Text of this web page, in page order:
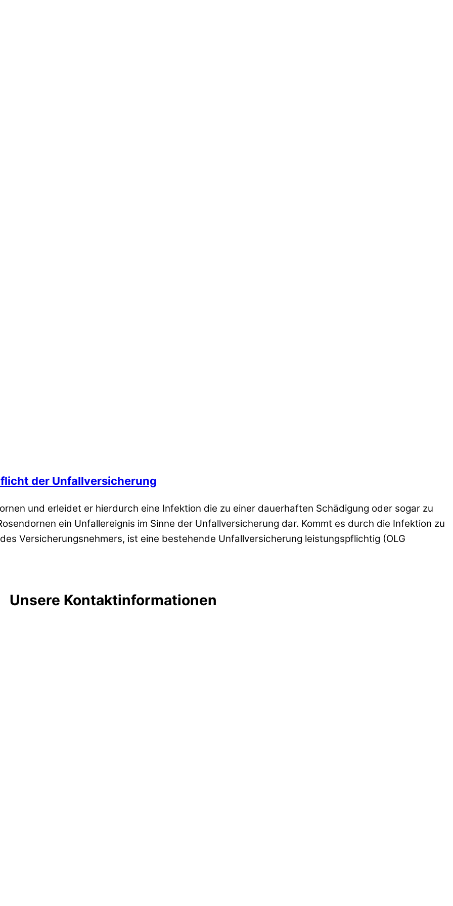
der Unfallversicherung
und erleidet er hierdurch eine Infektion die zu einer dauerhaften Schädigung oder sogar zu
ein Unfallereignis im Sinne der Unfallversicherung dar. Kommt es durch die Infektion zu
Versicherungsnehmers, ist eine bestehende Unfallversicherung leistungspflichtig (OLG
Unsere Kontaktinformationen